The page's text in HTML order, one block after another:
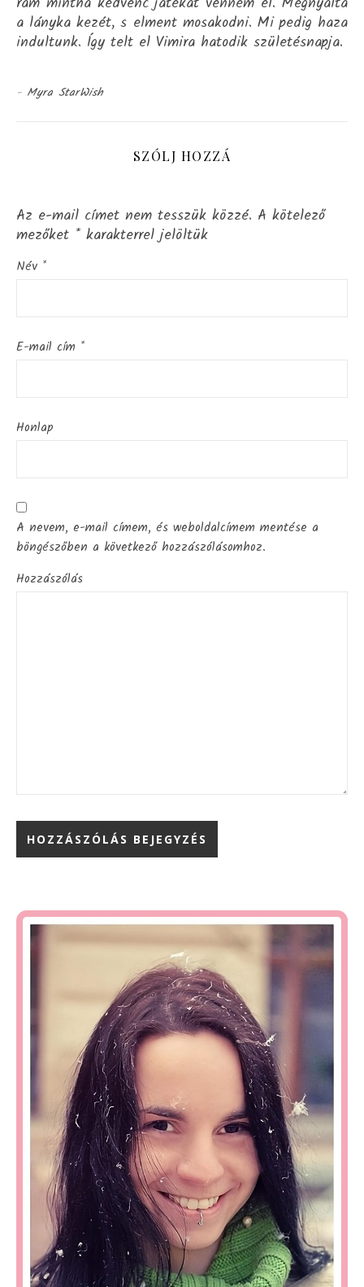
a lányka kezét, s elment mosakodni. Mi pedig haza
indultunk. Így telt el Vimira hatodik születésnapja.
- Myra StarWish
SZÓLJ HOZZÁ
Az e-mail címet nem tesszük közzé. A kötelező
mezőket * karakterrel jelöltük
Név *
E-mail cím *
Honlap
A nevem, e-mail címem, és weboldalcímem mentése a
böngészőben a következő hozzászólásomhoz.
Hozzászólás